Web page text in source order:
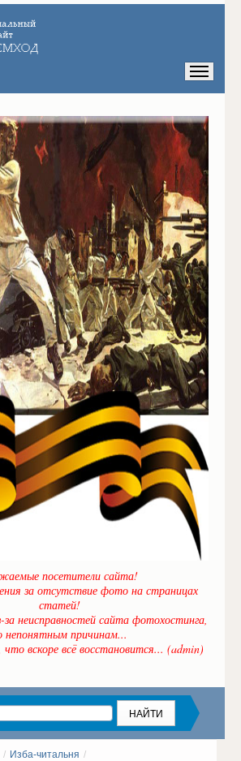
посетители сайта!
за отсутствие фото на страницах
статей!
неисправностей сайта фотохостинга,
непонятным причинам...
вскоре всё восстановится... (admin)
/ Изба-читальня /